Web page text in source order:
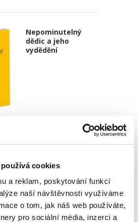
cookies
a reklam, poskytování funkcí
naší návštěvnosti využíváme
o tom, jak náš web používáte,
pro sociální média, inzerci a
Nepominutelný
dědic a jeho
vydědění
se věnuje problematice
témata, která se po přijetí
zákoníku v roce 2014 stala
v...